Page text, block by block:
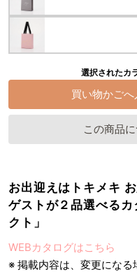
選択されたカ
この商品
お出迎えはトキメキ
ゲストが２品選べる
クト」
WEBカタログはこちら
※ 掲載内容は、変更になる